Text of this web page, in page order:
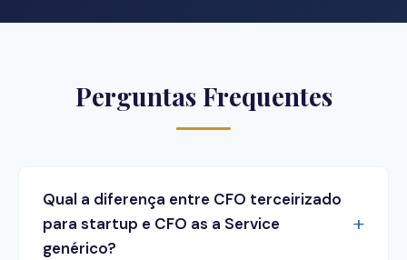
Perguntas Frequentes
Qual a diferença entre CFO terceirizado
para startup e CFO as a Service
genérico?